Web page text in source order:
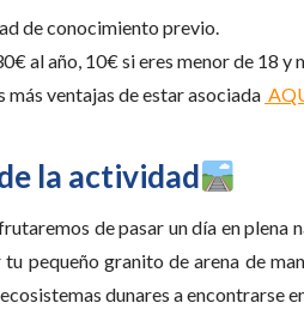
de conocimiento previo.
al año, 10€ si eres menor de 18
más ventajas de estar asociada
la actividad
de pasar un día en
pequeño granito de arena de
dunares a encontrarse